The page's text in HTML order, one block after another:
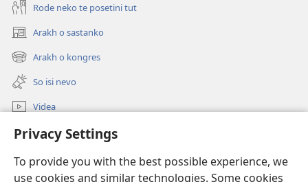
Privacy Settings
To provide you with the best possible experience, we
use cookies and similar technologies. Some cookies
Rode neko te posetini tut
Arakh o sastanko
(opens
new
window)
Arakh o kongres
(opens
new
window)
So isi nevo
Videa
Rode
Prilogija
(opens